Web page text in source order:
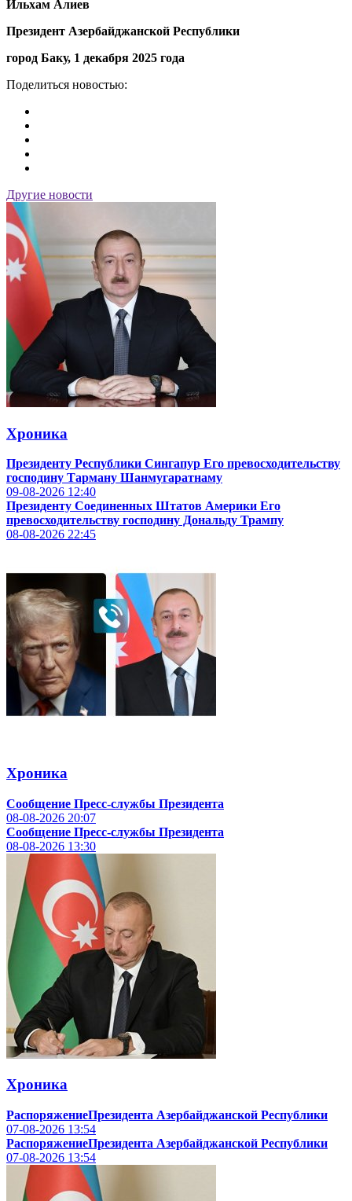
Ильхам Алиев
Президент Азербайджанской Республики
город Баку, 1 декабря 2025 года
Поделиться новостью:
Другие новости
Хроника
Президенту Республики Сингапур Его превосходительству
господину Тарману Шанмугаратнаму
09-08-2026 12:40
Президенту Соединенных Штатов Америки Его
превосходительству господину Дональду Трампу
08-08-2026 22:45
Хроника
Сообщение Пресс-службы Президента
08-08-2026 20:07
Сообщение Пресс-службы Президента
08-08-2026 13:30
Хроника
РаспоряжениеПрезидента Азербайджанской Республики
07-08-2026 13:54
РаспоряжениеПрезидента Азербайджанской Республики
07-08-2026 13:54